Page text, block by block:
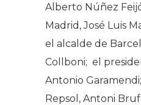
Alberto Núñez
Madrid, José Luis
el alcalde de
Collboni; el
Antonio
Repsol, Antoni